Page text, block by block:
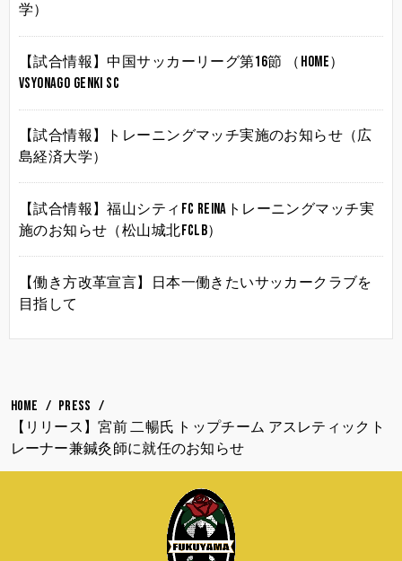
学）
【試合情報】中国サッカーリーグ第16節 （HOME）
vsYonago Genki SC
【試合情報】トレーニングマッチ実施のお知らせ（広
島経済大学）
【試合情報】福山シティFC Reinaトレーニングマッチ実
施のお知らせ（松山城北FCLB）
【働き方改革宣言】日本一働きたいサッカークラブを
目指して
HOME
PRESS
【リリース】宮前 二暢氏 トップチーム アスレティックト
レーナー兼鍼灸師に就任のお知らせ